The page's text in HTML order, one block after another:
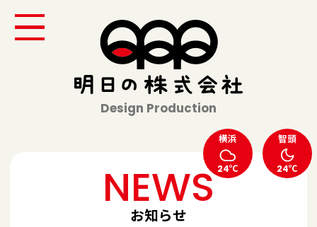
Design Production
横浜
24℃
智頭
24℃
NEWS
お知らせ